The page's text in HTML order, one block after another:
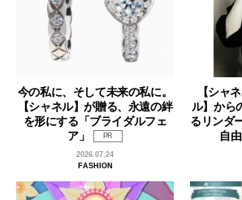
今の私に、そして未来の私に。
【シャネル】が贈る、永遠の絆
を形にする「ブライダルフェ
ア」
PR
2026.07.24
FASHION
【シャ
ル】から
るリンダ
自